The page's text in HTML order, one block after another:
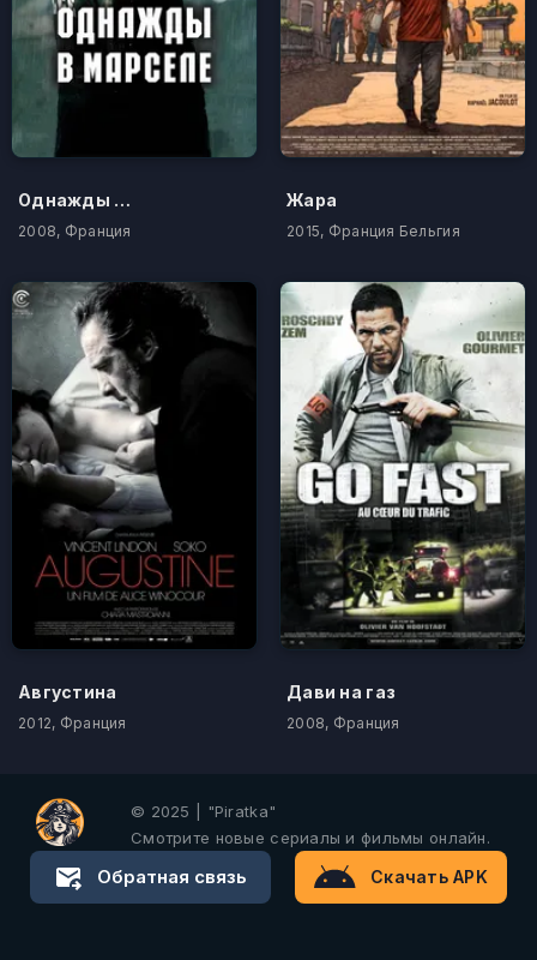
Однажды в Марселе
2008, Франция
Жара
2015, Франция Бельгия
Августина
2012, Франция
Дави на газ
2008, Франция
© 2025 | "Piratka"
Смотрите новые сериалы и фильмы онлайн.
Обратная связь Скачать APK